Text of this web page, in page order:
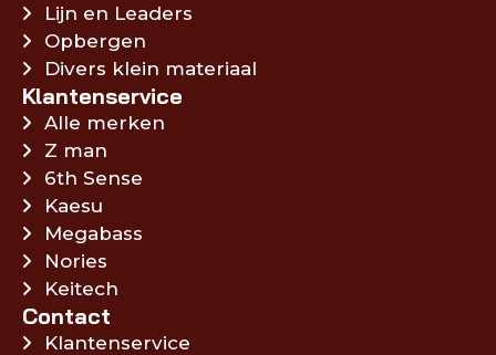
Lijn en Leaders
Opbergen
Divers klein materiaal
Klantenservice
Alle merken
Z man
6th Sense
Kaesu
Megabass
Nories
Keitech
Contact
Klantenservice